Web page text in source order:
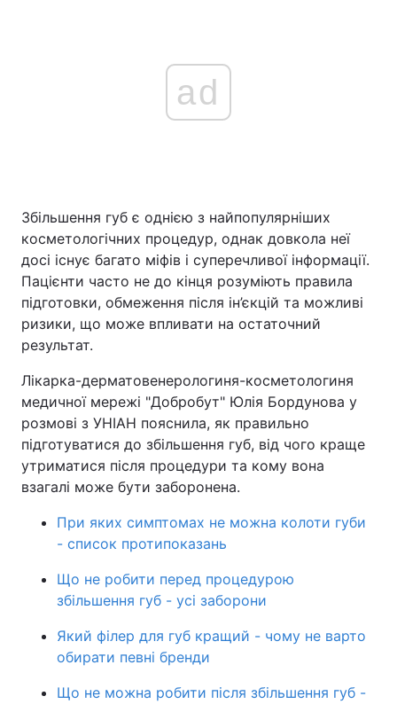
Україна Політика
Економіка
Спорт Наука
Техно і зв'язок Лайт
Здоров'я Туризм
Цікавинки Погода
Екологія Регіони
Лонгріди
Відео з Youtube Статті
Архів
Контакти
ad
Збільшення губ є однією з найпопулярніших
косметологічних процедур, однак довкола неї
досі існує багато міфів і суперечливої інформації.
Пацієнти часто не до кінця розуміють правила
підготовки, обмеження після ін’єкцій та можливі
ризики, що може впливати на остаточний
результат.
Лікарка-дерматовенерологиня-косметологиня
медичної мережі "Добробут" Юлія Бордунова у
розмові з УНІАН пояснила, як правильно
підготуватися до збільшення губ, від чого краще
утриматися після процедури та кому вона
взагалі може бути заборонена.
При яких симптомах не можна колоти губи
- список протипоказань
Що не робити перед процедурою
збільшення губ - усі заборони
Який філер для губ кращий - чому не варто
обирати певні бренди
Що не можна робити після збільшення губ -